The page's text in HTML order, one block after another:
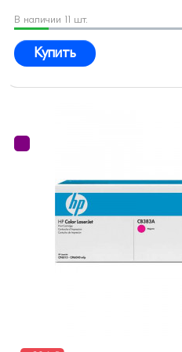
В наличии 11 шт.
Купить